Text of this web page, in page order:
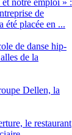
de
été placée en ...
de danse hip-
de la
Dellen, la
le restaurant